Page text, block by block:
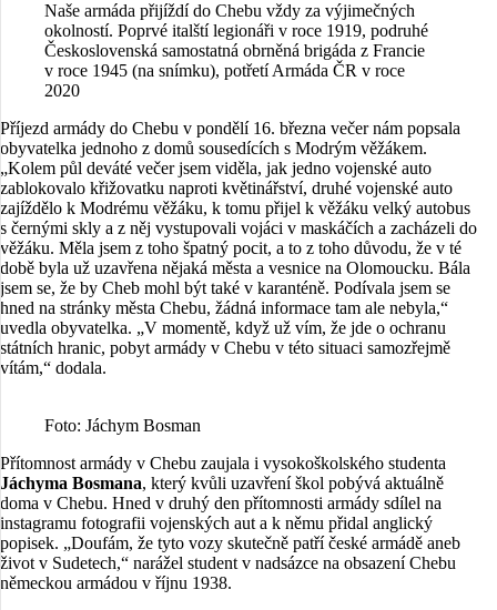
Naše armáda přijíždí do Chebu vždy za výjimečných
okolností. Poprvé italští legionáři v roce 1919, podruhé
Československá samostatná obrněná brigáda z Francie
v roce 1945 (na snímku), potřetí Armáda ČR v roce
2020
Příjezd armády do Chebu v pondělí 16. března večer nám popsala
obyvatelka jednoho z domů sousedících s Modrým věžákem.
„Kolem půl deváté večer jsem viděla, jak jedno vojenské auto
zablokovalo křižovatku naproti květinářství, druhé vojenské auto
zajíždělo k Modrému věžáku, k tomu přijel k věžáku velký autobus
s černými skly a z něj vystupovali vojáci v maskáčích a zacházeli do
věžáku. Měla jsem z toho špatný pocit, a to z toho důvodu, že v té
době byla už uzavřena nějaká města a vesnice na Olomoucku. Bála
jsem se, že by Cheb mohl být také v karanténě. Podívala jsem se
hned na stránky města Chebu, žádná informace tam ale nebyla,“
uvedla obyvatelka. „V momentě, když už vím, že jde o ochranu
státních hranic, pobyt armády v Chebu v této situaci samozřejmě
vítám,“ dodala.
Foto: Jáchym Bosman
Přítomnost armády v Chebu zaujala i vysokoškolského studenta
Jáchyma Bosmana, který kvůli uzavření škol pobývá aktuálně
doma v Chebu. Hned v druhý den přítomnosti armády sdílel na
instagramu fotografii vojenských aut a k němu přidal anglický
popisek. „Doufám, že tyto vozy skutečně patří české armádě aneb
život v Sudetech,“ narážel student v nadsázce na obsazení Chebu
německou armádou v říjnu 1938.